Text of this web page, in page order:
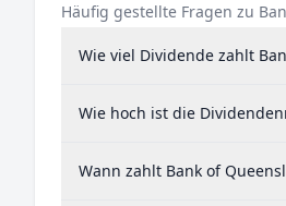
Häufig gestellte Fragen zu
Wie viel Dividende zahlt
Wie hoch ist die
Wann zahlt Bank of